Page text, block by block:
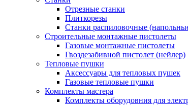
Отрезные станки
Плиткорезы
Станки распиловочные
Строительные монтажные пистолеты
Газовые монтажные пистолеты
Гвоздезабивной пистолет (нейлер)
Тепловые пушки
Аксессуары для тепловых пушек
Газовые тепловые пушки
Комплекты мастера
Комплекты оборудовния для